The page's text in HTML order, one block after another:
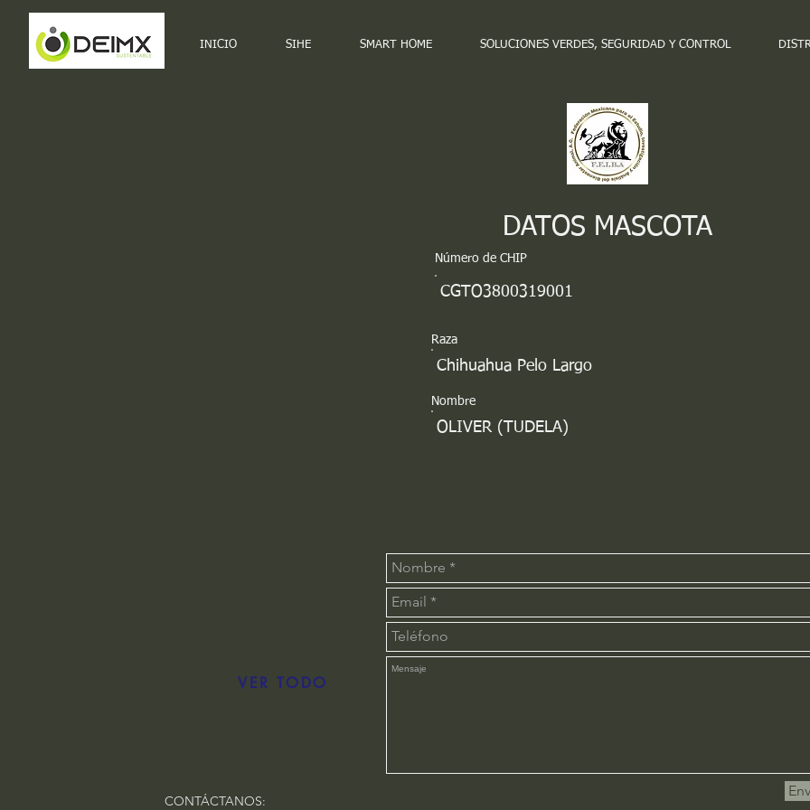
INICIO SIHE SMART HOME SOLUCIONES VERDES, SEGURIDAD Y CONTROL
DATOS MASCOTA
Número de CHIP
CGTO3800319001
Raza
Chihuahua Pelo Largo
Nombre
OLIVER (TUDELA)
CONTÁCTANOS:
VER TODO